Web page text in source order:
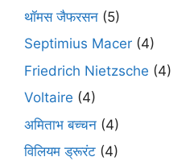
थॉमस जैफरसन (5)
Septimius Macer (4)
Friedrich Nietzsche (4)
Voltaire (4)
अमिताभ बच्चन (4)
विलियम ड्रूरंट (4)